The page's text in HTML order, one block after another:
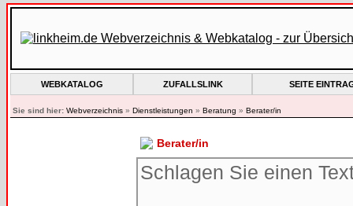
WEBKATALOG ZUFALLSLINK SEITE
Sie sind hier: Webverzeichnis » Dienstleistungen » Beratung » Berater/in
Berater/in
Schlagen Sie einen